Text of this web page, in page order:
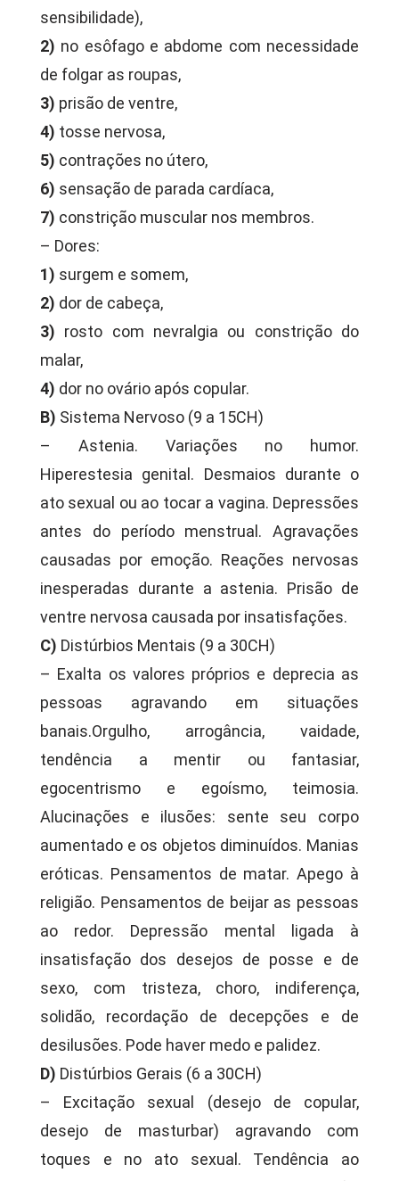
sensibilidade),
2) no esôfago e abdome com necessidade
de folgar as roupas,
3) prisão de ventre,
4) tosse nervosa,
5) contrações no útero,
6) sensação de parada cardíaca,
7) constrição muscular nos membros.
– Dores:
1) surgem e somem,
2) dor de cabeça,
3) rosto com nevralgia ou constrição do
malar,
4) dor no ovário após copular.
B) Sistema Nervoso (9 a 15CH)
– Astenia. Variações no humor.
Hiperestesia genital. Desmaios durante o
ato sexual ou ao tocar a vagina. Depressões
antes do período menstrual. Agravações
causadas por emoção. Reações nervosas
inesperadas durante a astenia. Prisão de
ventre nervosa causada por insatisfações.
C) Distúrbios Mentais (9 a 30CH)
– Exalta os valores próprios e deprecia as
pessoas agravando em situações
banais.Orgulho, arrogância, vaidade,
tendência a mentir ou fantasiar,
egocentrismo e egoísmo, teimosia.
Alucinações e ilusões: sente seu corpo
aumentado e os objetos diminuídos. Manias
eróticas. Pensamentos de matar. Apego à
religião. Pensamentos de beijar as pessoas
ao redor. Depressão mental ligada à
insatisfação dos desejos de posse e de
sexo, com tristeza, choro, indiferença,
solidão, recordação de decepções e de
desilusões. Pode haver medo e palidez.
D) Distúrbios Gerais (6 a 30CH)
– Excitação sexual (desejo de copular,
desejo de masturbar) agravando com
toques e no ato sexual. Tendência ao